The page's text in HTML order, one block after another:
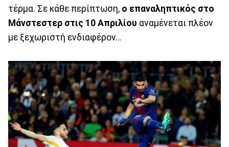
τέρμα. Σε κάθε περίπτωση, ο επαναληπτικός στο
Μάνστεστερ στις 10 Απριλίου αναμένεται πλέον
με ξεχωριστή ενδιαφέρον…